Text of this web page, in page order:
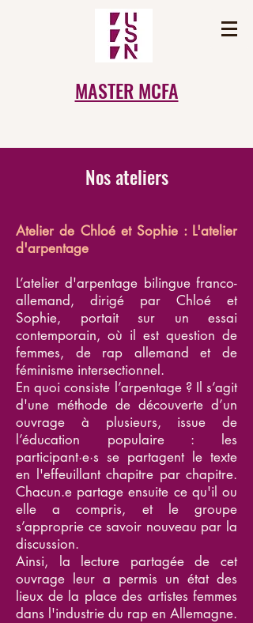
MASTER MCFA
Nos ateliers
Atelier de Chloé et Sophie : L'atelier
d'arpentage
L’atelier d'arpentage bilingue franco-
allemand, dirigé par Chloé et
Sophie, portait sur un essai
contemporain, où il est question de
femmes, de rap allemand et de
féminisme intersectionnel.
En quoi consiste l’arpentage ? Il s’agit
d'une méthode de découverte d’un
ouvrage à plusieurs, issue de
l’éducation populaire : les
participant·e·s se partagent le texte
en l'effeuillant chapitre par chapitre.
Chacun.e partage ensuite ce qu'il ou
elle a compris, et le groupe
s’approprie ce savoir nouveau par la
discussion.
Ainsi, la lecture partagée de cet
ouvrage leur a permis un état des
lieux de la place des artistes femmes
dans l'industrie du rap en Allemagne.